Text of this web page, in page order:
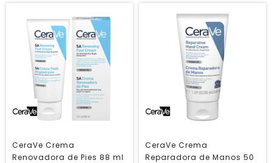
CeraVe Crema
Renovadora de Pies 88 ml
CeraVe Crema
Reparadora de Manos 50